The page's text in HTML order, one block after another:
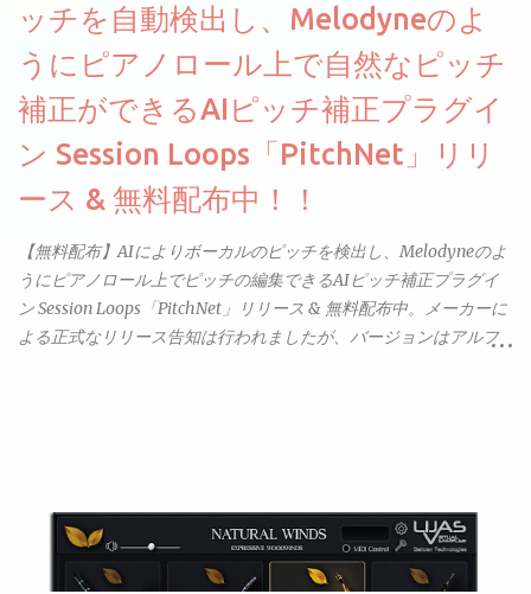
ッチを自動検出し、Melodyneのよ
うにピアノロール上で自然なピッチ
補正ができるAIピッチ補正プラグイ
ン Session Loops「PitchNet」リリ
ース & 無料配布中！！
【無料配布】AIによりボーカルのピッチを検出し、Melodyneのよ
うにピアノロール上でピッチの編集できるAIピッチ補正プラグイ
ン Session Loops「PitchNet」リリース & 無料配布中。メーカーに
よる正式なリリース告知は行われましたが、バージョンはアルフ
ソースを元に設計・改良した製品のようです。